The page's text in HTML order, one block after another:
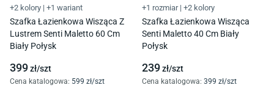
+2 kolory | +1 wariant
Szafka Łazienkowa Wisząca Z
Lustrem Senti Maletto 60 Cm
Biały Połysk
399zł/szt
Cena katalogowa: 599 zł/szt
+1 rozmiar | +2 kolory
Szafka Łazienkowa Wisząca
Senti Maletto 40 Cm Biały
Połysk
239zł/szt
Cena katalogowa: 399 zł/szt